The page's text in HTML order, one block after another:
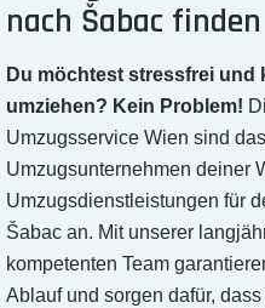
nach Šabac finden
Du möchtest stressfrei
umziehen? Kein Problem!
Umzugsservice Wien sind
Umzugsunternehmen deiner
Umzugsdienstleistungen für
Šabac an. Mit unserer
kompetenten Team
Ablauf und sorgen dafür,